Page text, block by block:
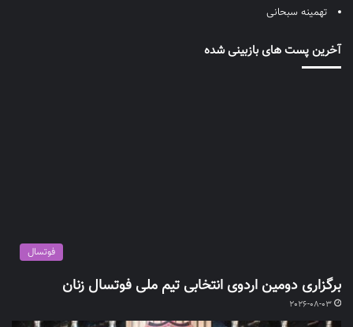
تهمینه سبحانی
آخرین پست های بازبینی شده
فوتسال
برگزاری دومین اردوی انتخابی تیم ملی فوتسال زنان
2026-08-03